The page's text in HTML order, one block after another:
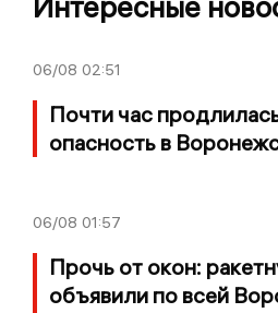
06/08 02:51
Почти час
опасность в
06/08 01:57
Прочь от окон:
объявили по всей